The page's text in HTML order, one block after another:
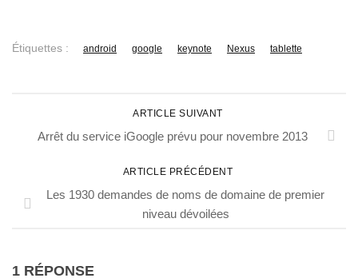
Étiquettes : android google keynote Nexus tablette
ARTICLE SUIVANT
Arrêt du service iGoogle prévu pour novembre 2013
ARTICLE PRÉCÉDENT
Les 1930 demandes de noms de domaine de premier
niveau dévoilées
1 RÉPONSE